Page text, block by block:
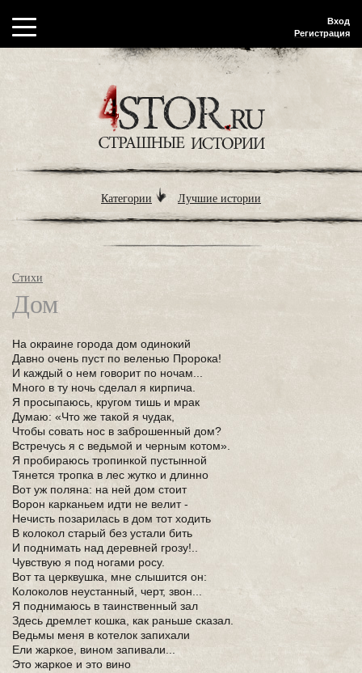
Вход
Регистрация
Категории Лучшие истории
Стихи
Дом
На окраине города дом одинокий
Давно очень пуст по веленью Пророка!
И каждый о нем говорит по ночам...
Много в ту ночь сделал я кирпича.
Я просыпаюсь, кругом тишь и мрак
Думаю: «Что же такой я чудак,
Чтобы совать нос в заброшенный дом?
Встречусь я с ведьмой и черным котом».
Я пробираюсь тропинкой пустынной
Тянется тропка в лес жутко и длинно
Вот уж поляна: на ней дом стоит
Ворон карканьем идти не велит -
Нечисть позарилась в дом тот ходить
В колокол старый без устали бить
И поднимать над деревней грозу!..
Чувствую я под ногами росу.
Вот та церквушка, мне слышится он:
Колоколов неустанный, черт, звон...
Я поднимаюсь в таинственный зал
Здесь дремлет кошка, как раньше сказал.
Ведьмы меня в котелок запихали
Ели жаркое, вином запивали...
Это жаркое и это вино